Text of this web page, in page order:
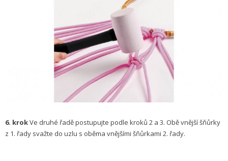
6. krokVe druhé řadě postupujte podle kroků 2 a 3. Obě vnější šňůrky
z 1. řady svažte do uzlu s oběma vnějšími šňůrkami 2. řady.